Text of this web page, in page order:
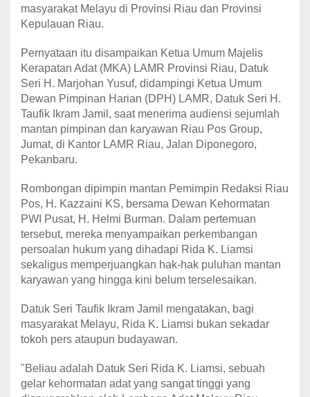
masyarakat Melayu di Provinsi Riau dan Provinsi
Kepulauan Riau.
Pernyataan itu disampaikan Ketua Umum Majelis
Kerapatan Adat (MKA) LAMR Provinsi Riau, Datuk
Seri H. Marjohan Yusuf, didampingi Ketua Umum
Dewan Pimpinan Harian (DPH) LAMR, Datuk Seri H.
Taufik Ikram Jamil, saat menerima audiensi sejumlah
mantan pimpinan dan karyawan Riau Pos Group,
Jumat, di Kantor LAMR Riau, Jalan Diponegoro,
Pekanbaru.
Rombongan dipimpin mantan Pemimpin Redaksi Riau
Pos, H. Kazzaini KS, bersama Dewan Kehormatan
PWI Pusat, H. Helmi Burman. Dalam pertemuan
tersebut, mereka menyampaikan perkembangan
persoalan hukum yang dihadapi Rida K. Liamsi
sekaligus memperjuangkan hak-hak puluhan mantan
karyawan yang hingga kini belum terselesaikan.
Datuk Seri Taufik Ikram Jamil mengatakan, bagi
masyarakat Melayu, Rida K. Liamsi bukan sekadar
tokoh pers ataupun budayawan.
"Beliau adalah Datuk Seri Rida K. Liamsi, sebuah
gelar kehormatan adat yang sangat tinggi yang